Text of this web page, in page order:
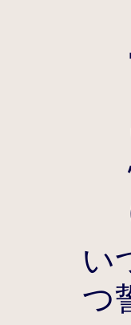
い
つ